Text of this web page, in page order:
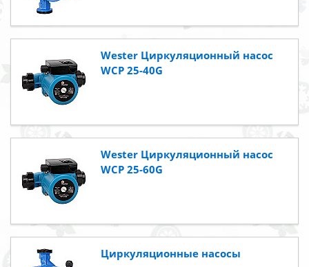
Wester Циркуляционный насос
WCP 25-40G
Wester Циркуляционный насос
WCP 25-60G
Циркуляционные насосы